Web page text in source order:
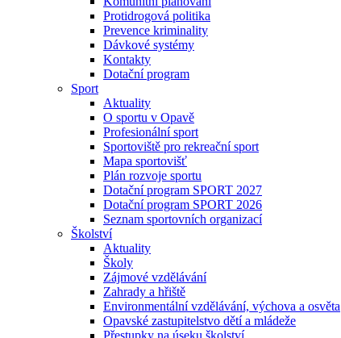
Protidrogová politika
Prevence kriminality
Dávkové systémy
Kontakty
Dotační program
Sport
Aktuality
O sportu v Opavě
Profesionální sport
Sportoviště pro rekreační sport
Mapa sportovišť
Plán rozvoje sportu
Dotační program SPORT 2027
Dotační program SPORT 2026
Seznam sportovních organizací
Školství
Aktuality
Školy
Zájmové vzdělávání
Zahrady a hřiště
Environmentální vzdělávání, výchova a osvěta
Opavské zastupitelstvo dětí a mládeže